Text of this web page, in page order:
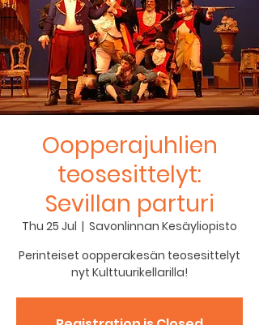
Oopperajuhlien
teosesittelyt:
Sevillan parturi
Thu 25 Jul
  |
Savonlinnan Kesäyliopisto
Perinteiset oopperakesän teosesittelyt
nyt Kulttuurikellarilla!